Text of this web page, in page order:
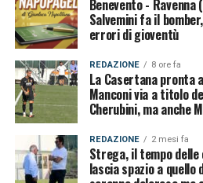
Benevento - Ravenna
Salvemini fa il
errori di gioventù
REDAZIONE 8 ore fa
La Casertana pronta
Manconi via a titolo
Cherubini, ma anche
REDAZIONE 2 mesi fa
Strega, il tempo
lascia spazio a